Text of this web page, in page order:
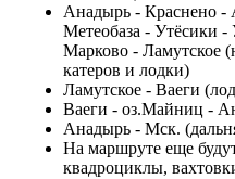
Анадырь - Краснено -
Метеобаза - Утёсики
Марково - Ламутское
катеров и лодки)
Ламутское - Ваеги
Ваеги - оз.Майниц -
Анадырь - Мск.
На маршруте еще
квадроциклы,